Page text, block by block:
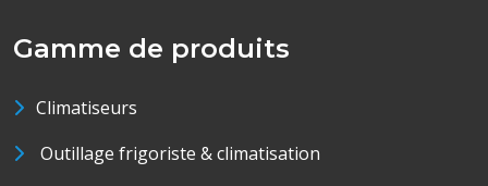
Gamme de produits
Climatiseurs
Outillage frigoriste & climatisation